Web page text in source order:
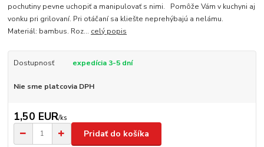
pochutiny pevne uchopiť a manipulovať s nimi. Pomôže Vám v kuchyni aj
vonku pri grilovaní. Pri otáčaní sa kliešte neprehýbajú a nelámu.
Materiál: bambus. Roz... celý popis
Dostupnosť expedícia 3-5 dní
Nie sme platcovia DPH
1,50 EUR/ks
Pridať do košíka